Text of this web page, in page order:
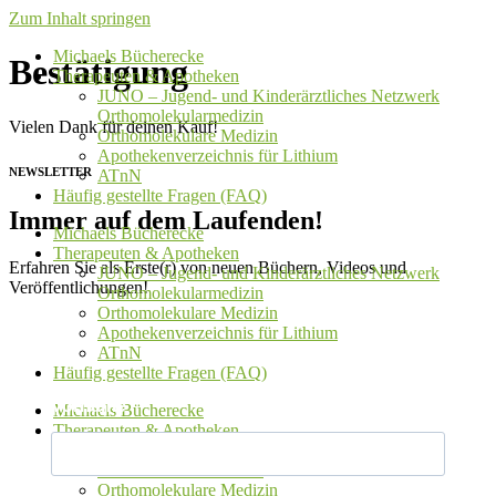
Zum Inhalt springen
Michaels Bücherecke
Therapeuten & Apotheken
JUNO – Jugend- und Kinderärztliches Netzwerk
Orthomolekularmedizin
Orthomolekulare Medizin
Apothekenverzeichnis für Lithium
ATnN
Häufig gestellte Fragen (FAQ)
Michaels Bücherecke
Therapeuten & Apotheken
JUNO – Jugend- und Kinderärztliches Netzwerk
Orthomolekularmedizin
Orthomolekulare Medizin
Apothekenverzeichnis für Lithium
ATnN
Häufig gestellte Fragen (FAQ)
Michaels Bücherecke
Therapeuten & Apotheken
Orthomolekulare Medizin
Bestätigung
Vielen Dank für deinen Kauf!
NEWSLETTER
Immer auf dem Laufenden!
Erfahren Sie als Erste(r) von neuen Büchern, Videos und
Veröffentlichungen!
Vorname